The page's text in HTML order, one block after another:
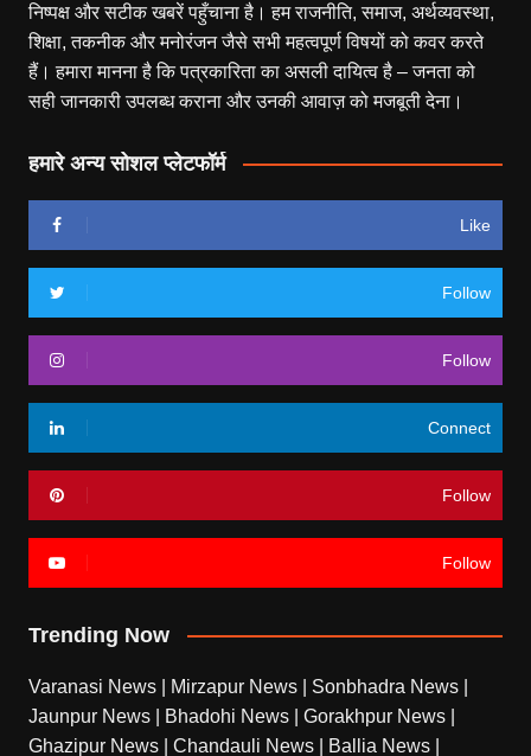
निष्पक्ष और सटीक खबरें पहुँचाना है। हम राजनीति, समाज, अर्थव्यवस्था,
शिक्षा, तकनीक और मनोरंजन जैसे सभी महत्वपूर्ण विषयों को कवर करते
हैं। हमारा मानना है कि पत्रकारिता का असली दायित्व है – जनता को
सही जानकारी उपलब्ध कराना और उनकी आवाज़ को मजबूती देना।
हमारे अन्य सोशल प्लेटफॉर्म
Like
Follow
Follow
Connect
Follow
Follow
Trending Now
Varanasi News Mirzapur News Sonbhadra News
Jaunpur News
Bhadohi News Gorakhpur News
Ghazipur News
Chandauli News Ballia News